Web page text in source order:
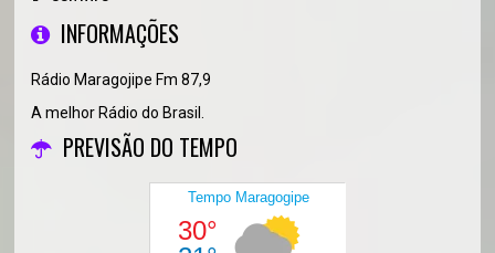
INFORMAÇÕES
Rádio Maragojipe Fm 87,9
A melhor Rádio do Brasil.
PREVISÃO DO TEMPO